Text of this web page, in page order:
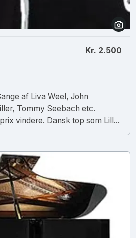
Kr. 2.500
af Liva Weel, John
Tommy Seebach etc.
vindere. Dansk top som Lill...